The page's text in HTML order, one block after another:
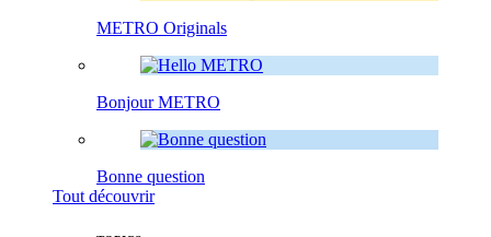
METRO Originals
Bonjour METRO
Bonne question
Tout découvrir